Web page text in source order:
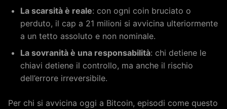
La scarsità è reale: con ogni coin bruciato o
perduto, il cap a 21 milioni si avvicina ulteriormente
a un tetto assoluto e non nominale.
La sovranità è una responsabilità: chi detiene le
chiavi detiene il controllo, ma anche il rischio
dell’errore irreversibile.
Per chi si avvicina oggi a Bitcoin, episodi come questo